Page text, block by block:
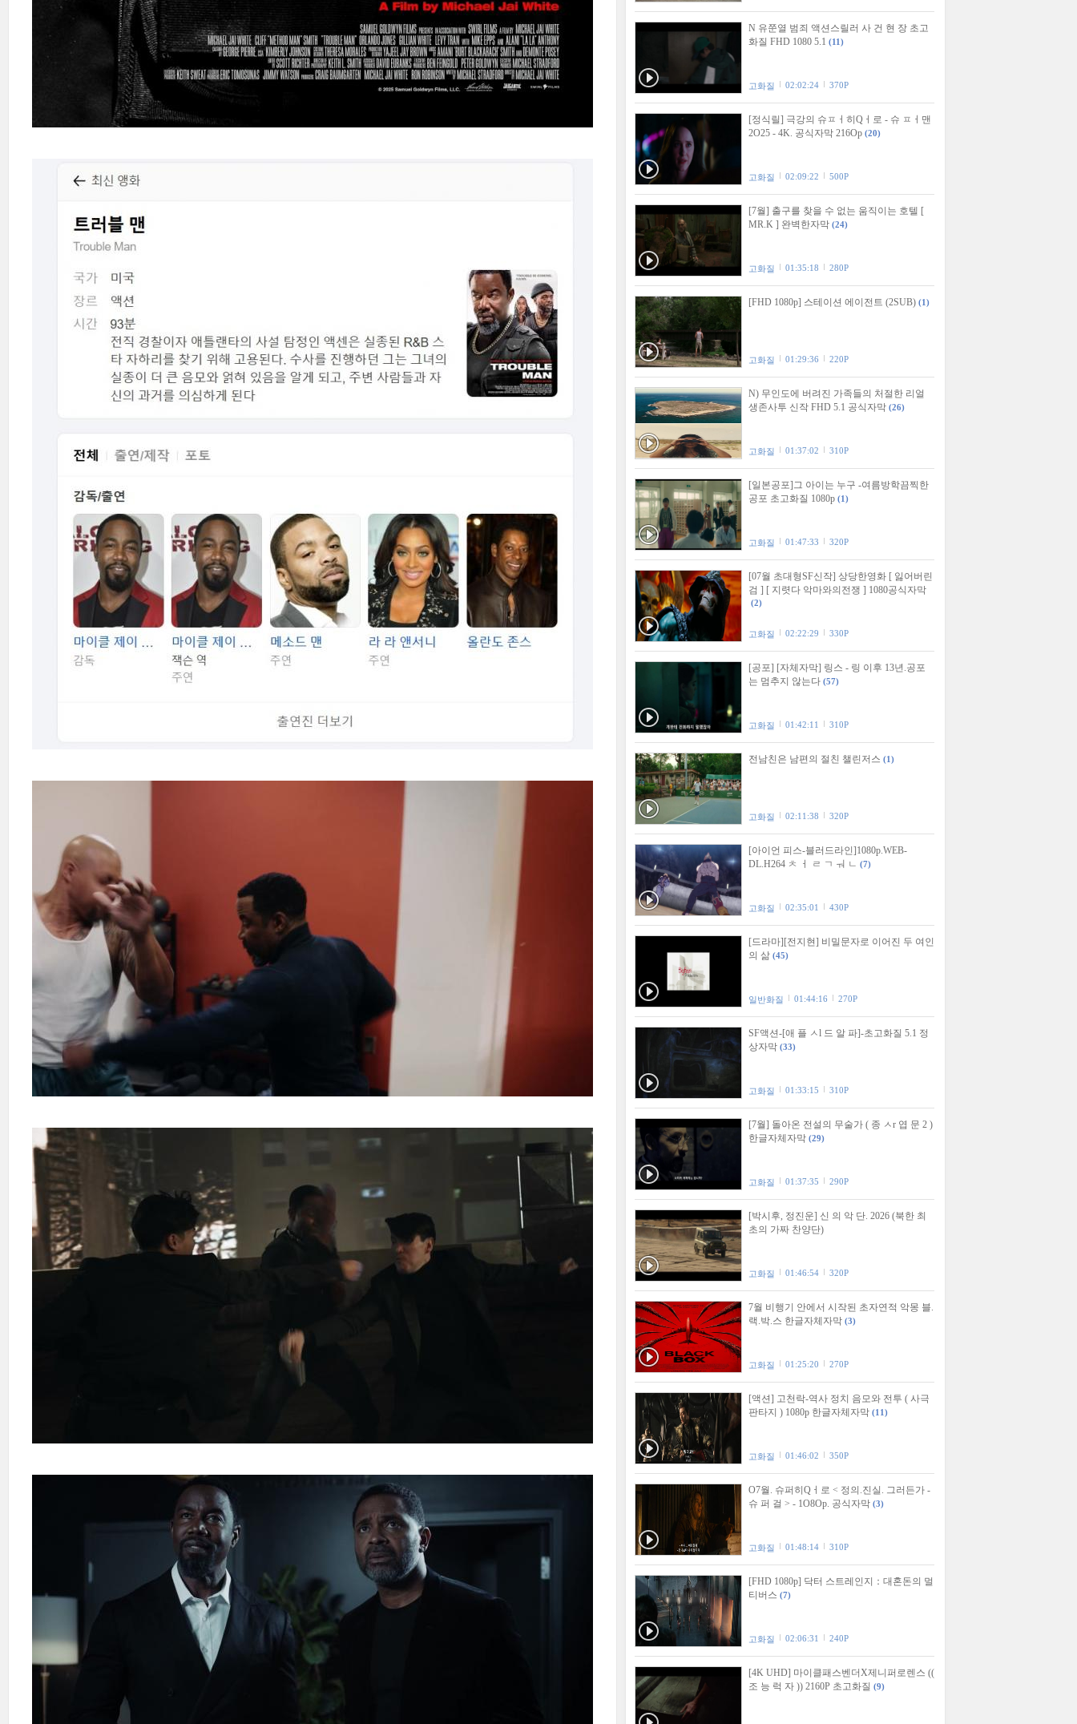
N 유쭌열 범죄 액션스릴러 사 건 현 장 초고
화질 FHD 1080 5.1 (11)
고화질 02:02:24 370P
[정식릴] 극강의 슈ㅍㅓ히Qㅓ로 - 슈 ㅍㅓ맨
2O25 - 4K. 공식자막 216Op (20)
고화질 02:09:22 500P
[7월] 출구를 찾을 수 없는 움직이는 호텔 [
MR.K ] 완벽한자막 (24)
고화질 01:35:18 280P
[FHD 1080p] 스테이션 에이전트 (2SUB) (1)
고화질 01:29:36 220P
N) 무인도에 버려진 가족들의 처절한 리얼
생존사투 신작 FHD 5.1 공식자막 (26)
고화질 01:37:02 310P
[일본공포]그 아이는 누구 -여름방학끔찍한
공포 초고화질 1080p (1)
고화질 01:47:33 320P
[07월 초대형SF신작] 상당한영화 [ 잃어버린
검 ] [ 지렷다 악마와의전쟁 ] 1080공식자막
(2)
고화질 02:22:29 330P
[공포] [자체자막] 링스 - 링 이후 13년.공포
는 멈추지 않는다 (57)
고화질 01:42:11 310P
전남친은 남편의 절친 챌린저스 (1)
고화질 02:11:38 320P
[아이언 피스-블러드라인]1080p.WEB-
DL.H264 ㅊ ㅓ ㄹ ㄱ ㅝ ㄴ (7)
고화질 02:35:01 430P
[드라마][전지현] 비밀문자로 이어진 두 여인
의 삶 (45)
일반화질 01:44:16 270P
SF액션-[애 플 ㅅl 드 알 파]-초고화질 5.1 정
상자막 (33)
고화질 01:33:15 310P
[7월] 돌아온 전설의 무술가 ( 종 ㅅr 엽 문 2 )
한글자체자막 (29)
고화질 01:37:35 290P
[박시후, 정진운] 신 의 악 단. 2026 (북한 최
초의 가짜 찬양단)
고화질 01:46:54 320P
7월 비행기 안에서 시작된 초자연적 악몽 블.
랙.박.스 한글자체자막 (3)
고화질 01:25:20 270P
[액션] 고천락-역사 정치 음모와 전투 ( 사극
판타지 ) 1080p 한글자체자막 (11)
고화질 01:46:02 350P
O7월. 슈퍼히Qㅓ로 < 정의.진실. 그러든가 -
슈 퍼 걸 > - 1O8Op. 공식자막 (3)
고화질 01:48:14 310P
[FHD 1080p] 닥터 스트레인지：대혼돈의 멀
티버스 (7)
고화질 02:06:31 240P
[4K UHD] 마이클패스벤더X제니퍼로렌스 ((
조 능 럭 자 )) 2160P 초고화질 (9)